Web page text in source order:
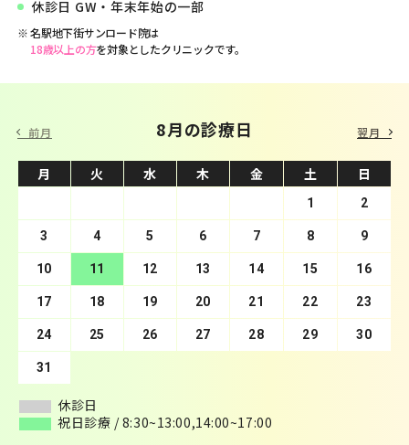
休診日 GW・年末年始の一部
名駅地下街サンロード院は
18歳以上の方を対象としたクリニックです。
前月 8月の診療日
月 火 水 木 金 土 日
1 2
3 4 5 6 7 8 9
10 11 12 13 14 15 16
17 18 19 20 21 22 23
24 25 26 27 28 29 30
31
休診日
祝日診療 / 8:30~13:00,14:00~17:00
9 月の診療日
月 火 水 木 金 土 日
5 6
7 8 9 10 11 12 13
14 15 16 17 18 19 20
21 22 23 24 25 26 27
28 29 30
休診日
祝日診療 / 8:30~13:00,14:00~17:00
翌月